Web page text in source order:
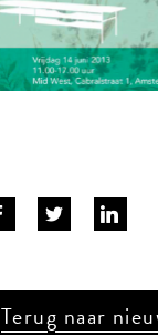
Terug naar